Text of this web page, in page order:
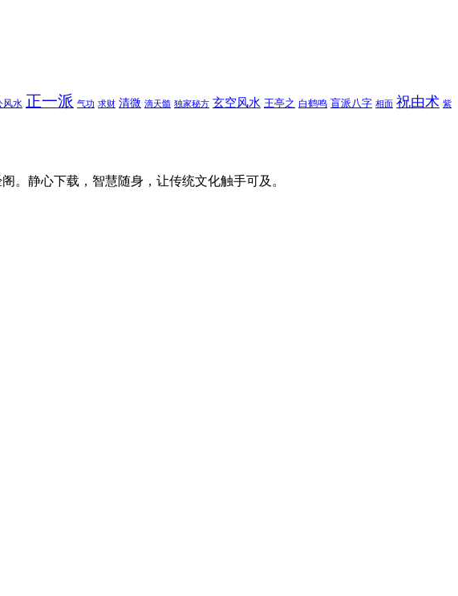
风水 正一派 气功 求财 清微 滴天髓 独家秘方 玄空风水 王亭之 白鹤鸣 盲派八字 相面 祝由术 紫
。静心下载，智慧随身，让传统文化触手可及。